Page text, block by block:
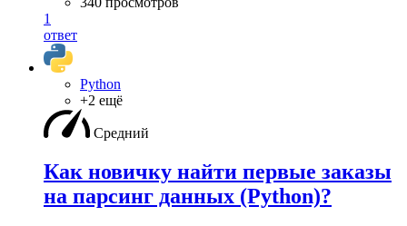
1
ответ
Python
+2 ещё
Средний
Как новичку найти первые заказы
на парсинг данных (Python)?